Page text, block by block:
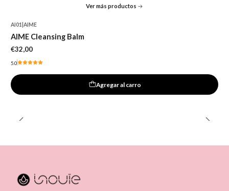
Ver más productos
AI01 AIME
AIME Cleansing Balm
€32,00
5.0
Agregar al carro